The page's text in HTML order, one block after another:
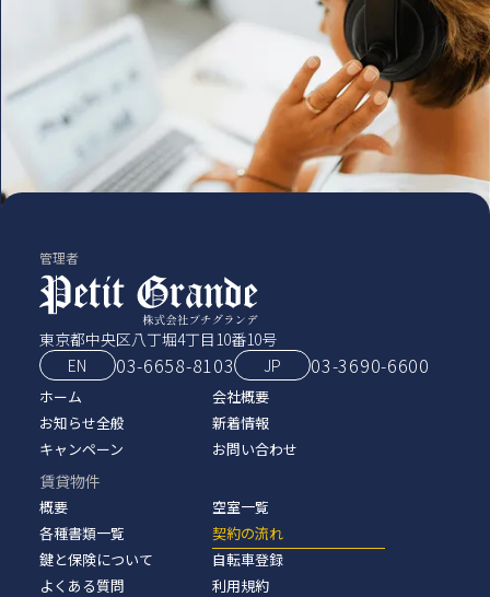
管理者
東京都中央区八丁堀4丁目10番10号
EN
03-6658-8103 JP 03‑3690‑6600
ホーム
会社概要
お知らせ全般
新着情報
キャンペーン
お問い合わせ
賃貸物件
概要
空室一覧
各種書類一覧
契約の流れ
鍵と保険について
自転車登録
よくある質問
利用規約